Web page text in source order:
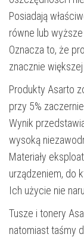
Posiadają
równe lub
Oznacza to, że
znacznie większej
Produkty Asarto
przy 5%
Wynik
wysoką
Materiały
urządzeniem, do
Ich użycie nie
Tusze i tonery
natomiast taśmy